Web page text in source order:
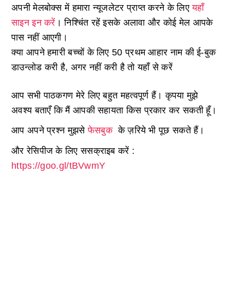
अपनी मेलबोक्स में हमारा न्यूजलेटर प्राप्त करने के लिएयहाँ
साइन इन करें । निश्चिंत रहें इसके अलावा और कोई मेल आपके
पास नहीं आएगी।
क्या आपने हमारी बच्चों के लिए 50 प्रथम आहार नाम की ई-बुक
डाउन्लोड करी है, अगर नहीं करी है तो यहाँ से करें
आप सभी पाठकगण मेरे लिए बहुत महत्वपूर्ण हैं। कृपया मुझे
अवश्य बताएँ कि मैं आपकी सहायता किस प्रकार कर सकती हूँ।
आप अपने प्रश्न मुझसेफेसबुक के ज़रिये भी पूछ सकते हैं।
और रेसिपीज के लिए ससक्राइब करें :
https://goo.gl/tBVwmY